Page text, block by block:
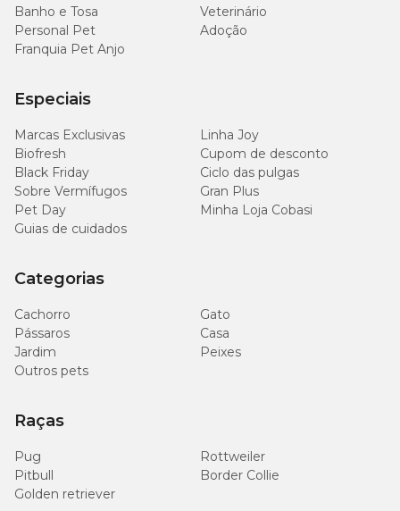
Banho e Tosa
Veterinário
Personal Pet
Adoção
Franquia Pet Anjo
Especiais
Marcas Exclusivas
Linha Joy
Biofresh
Cupom de desconto
Black Friday
Ciclo das pulgas
Sobre Vermífugos
Gran Plus
Pet Day
Minha Loja Cobasi
Guias de cuidados
Categorias
Cachorro
Gato
Pássaros
Casa
Jardim
Peixes
Outros pets
Raças
Pug
Rottweiler
Pitbull
Border Collie
Golden retriever